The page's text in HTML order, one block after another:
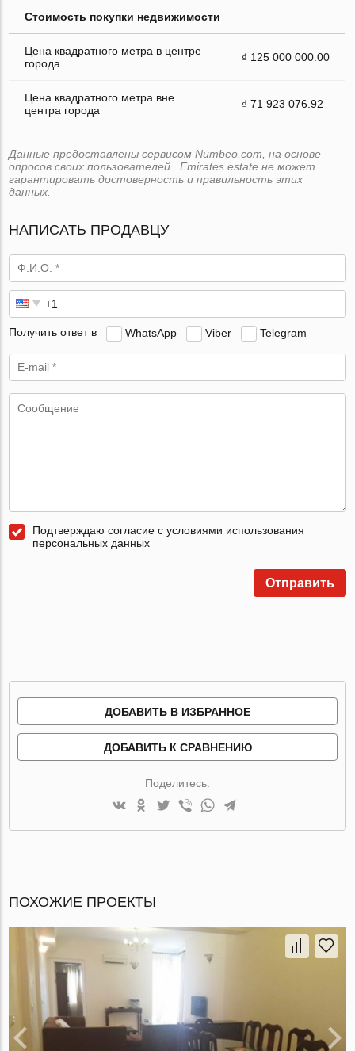
Стоимость покупки недвижимости
Цена квадратного метра в центре
города
₫ 125 000 000.00
Цена квадратного метра вне
центра города
₫ 71 923 076.92
Данные предоставлены сервисом Numbeo.com, на основе
опросов своих пользователей . Emirates.estate не может
гарантировать достоверность и правильность этих
данных.
НАПИСАТЬ ПРОДАВЦУ
Получить ответ в WhatsApp Viber Telegram
Подтверждаю согласие с условиями использования
персональных данных
Отправить
ДОБАВИТЬ В ИЗБРАННОЕ
ДОБАВИТЬ К СРАВНЕНИЮ
Поделитесь:
ПОХОЖИЕ ПРОЕКТЫ